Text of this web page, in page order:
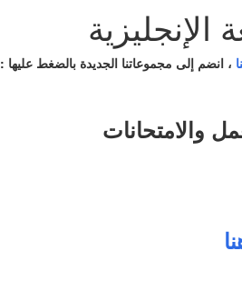
، انضم إلى مجموعاتنا الجديدة بالضغط عليها :
والامتحانات